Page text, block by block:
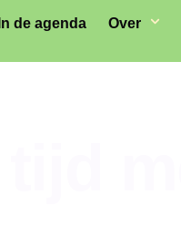
In de agenda Over